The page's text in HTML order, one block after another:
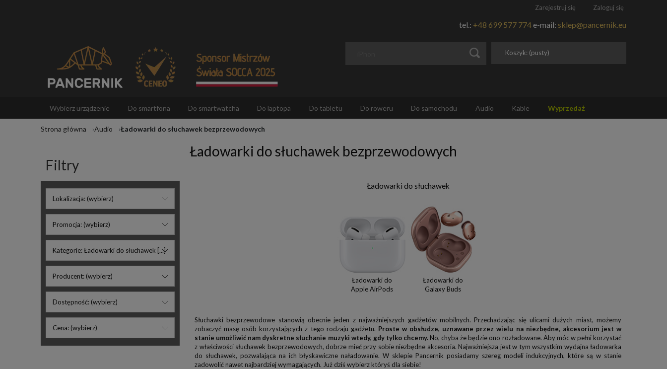
Zarejestruj się Zaloguj się
tel.: +48 699 577 774e-mail: sklep@pancernik.eu
Koszyk: (pusty)
Wybierz urządzenie Do smartfona Do smartwatcha Do laptopa Do tabletu Do roweru Do samochodu Audio Kable Wyprzedaż
Akcesoria
Strona główna Audio Ładowarki do słuchawek bezprzewodowych
Filtry
Lokalizacja: (wybierz)
Promocja: (wybierz)
Kategorie: Ładowarki do słuchawek [...]
Producent: (wybierz)
Dostępność: (wybierz)
Cena: (wybierz)
Ładowarki do słuchawek bezprzewodowych
Ładowarki do słuchawek
Ładowarki do
Apple AirPods
Ładowarki do
Galaxy Buds
Słuchawki bezprzewodowe stanowią obecnie jeden z najważniejszych gadżetów mobilnych. Przechadzając się ulicami dużych miast, możemy
zobaczyć masę osób korzystających z tego rodzaju gadżetu. Proste w obsłudze, uznawane przez wielu na niezbędne, akcesorium jest w
stanie umożliwić nam dyskretne słuchanie muzyki wtedy, gdy tylko chcemy.No, chyba że będzie ono rozładowane. Aby móc w pełni korzystać
z właściwości słuchawek bezprzewodowych, dobrze mieć przy sobie niezbędne akcesoria. Najważniejsza jest w tym wszystkim wydajna ładowarka
do słuchawek, pozwalająca na ich błyskawiczne naładowanie. W sklepie Pancernik posiadamy szereg modeli indukcyjnych, które są w stanie
zadowolić nawet najbardziej wymagających. Już dziś wybierz któryś dla siebie!